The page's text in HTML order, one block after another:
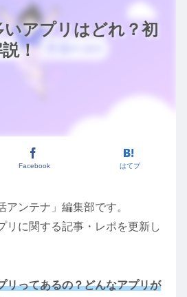
いアプリはどれ？初
！
Facebook はてブ
アンテナ」編集部です。
リに関する記事・レポを更新し
リってあるの？どんなアプリが